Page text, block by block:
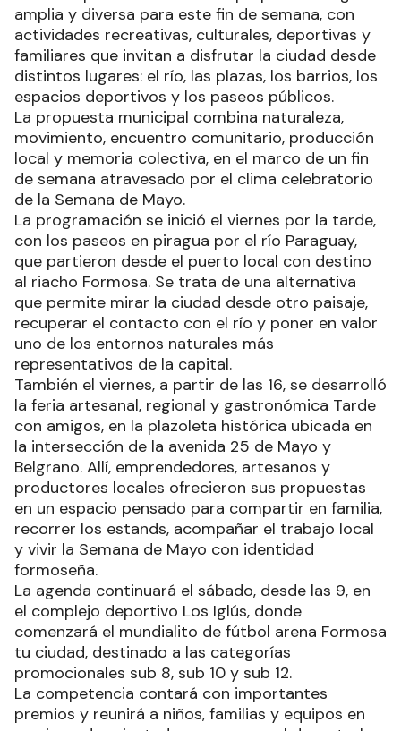
amplia y diversa para este fin de semana, con
actividades recreativas, culturales, deportivas y
familiares que invitan a disfrutar la ciudad desde
distintos lugares: el río, las plazas, los barrios, los
espacios deportivos y los paseos públicos.
La propuesta municipal combina naturaleza,
movimiento, encuentro comunitario, producción
local y memoria colectiva, en el marco de un fin
de semana atravesado por el clima celebratorio
de la Semana de Mayo.
La programación se inició el viernes por la tarde,
con los paseos en piragua por el río Paraguay,
que partieron desde el puerto local con destino
al riacho Formosa. Se trata de una alternativa
que permite mirar la ciudad desde otro paisaje,
recuperar el contacto con el río y poner en valor
uno de los entornos naturales más
representativos de la capital.
También el viernes, a partir de las 16, se desarrolló
la feria artesanal, regional y gastronómica Tarde
con amigos, en la plazoleta histórica ubicada en
la intersección de la avenida 25 de Mayo y
Belgrano. Allí, emprendedores, artesanos y
productores locales ofrecieron sus propuestas
en un espacio pensado para compartir en familia,
recorrer los estands, acompañar el trabajo local
y vivir la Semana de Mayo con identidad
formoseña.
La agenda continuará el sábado, desde las 9, en
el complejo deportivo Los Iglús, donde
comenzará el mundialito de fútbol arena Formosa
tu ciudad, destinado a las categorías
promocionales sub 8, sub 10 y sub 12.
La competencia contará con importantes
premios y reunirá a niños, familias y equipos en